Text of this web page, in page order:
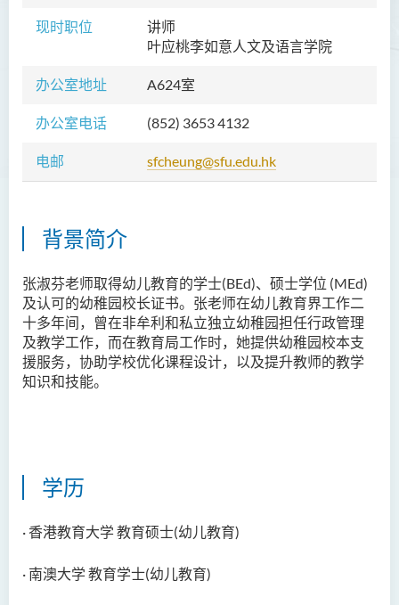
现时职位
讲师
叶应桃李如意人文及语言学院
办公室地址 A624室
办公室电话 (852) 3653 4132
电邮 sfcheung@sfu.edu.hk
背景简介
张淑芬老师取得幼儿教育的学士(BEd)、硕士学位 (MEd)
及认可的幼稚园校长证书。张老师在幼儿教育界工作二
十多年间，曾在非牟利和私立独立幼稚园担任行政管理
及教学工作，而在教育局工作时，她提供幼稚园校本支
援服务，协助学校优化课程设计，以及提升教师的教学
知识和技能。
学历
· 香港教育大学 教育硕士(幼儿教育)
· 南澳大学 教育学士(幼儿教育)
袁展聪博士
詹嘉文博士
周仲华博士
Quratulain Bibi 女士
邓乐儿博士
李宗华先生
杨永乐博士
廖颖贤博士